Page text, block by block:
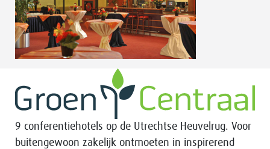
9 conferentiehotels op de Utrechtse Heuvelrug. Voor
buitengewoon zakelijk ontmoeten in inspirerend